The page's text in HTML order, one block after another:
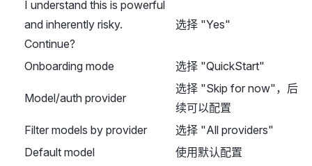
I understand this is powerful
and inherently risky.
Continue?
选择 "Yes"
Onboarding mode 选择 "QuickStart"
Model/auth provider
选择 "Skip for now"，后
续可以配置
Filter models by provider
选择 "All providers"
Default model
使用默认配置